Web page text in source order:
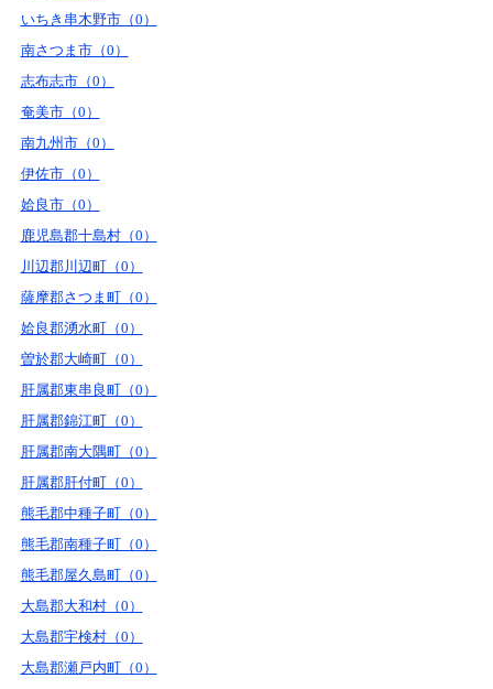
いちき串木野市（0）
南さつま市（0）
志布志市（0）
奄美市（0）
南九州市（0）
伊佐市（0）
姶良市（0）
鹿児島郡十島村（0）
川辺郡川辺町（0）
薩摩郡さつま町（0）
姶良郡湧水町（0）
曽於郡大崎町（0）
肝属郡東串良町（0）
肝属郡錦江町（0）
肝属郡南大隅町（0）
肝属郡肝付町（0）
熊毛郡中種子町（0）
熊毛郡南種子町（0）
熊毛郡屋久島町（0）
大島郡大和村（0）
大島郡宇検村（0）
大島郡瀬戸内町（0）